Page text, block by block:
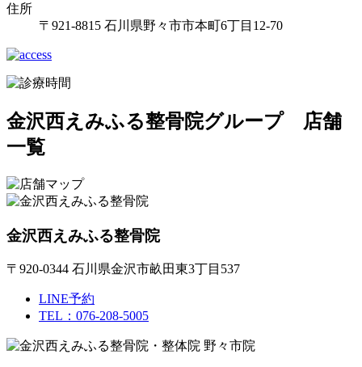
住所
〒921-8815 石川県野々市市本町6丁目12-70
金沢西えみふる整骨院グループ 店舗
一覧
金沢西えみふる整骨院
〒920-0344 石川県金沢市畝田東3丁目537
LINE予約
TEL：076-208-5005